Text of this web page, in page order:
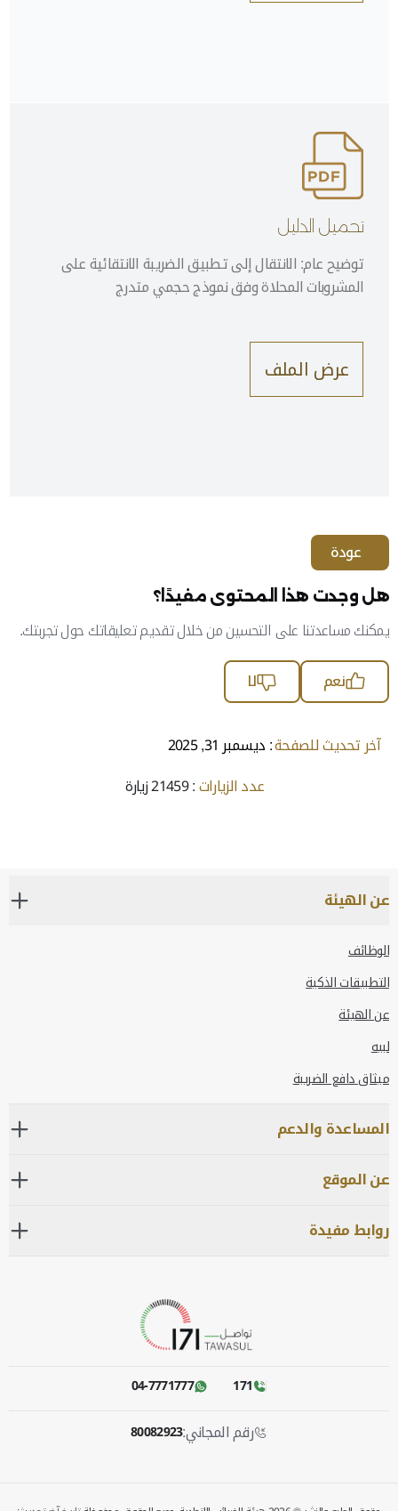
تحميل الدليل
توضيح عام: الانتقال إلى تطبيق الضريبة الانتقائية على
المشروبات المحلاة وفق نموذج حجمي متدرج
عرض الملف
عودة
هل وجدت هذا المحتوى مفيدًا؟
يمكنك مساعدتنا على التحسين من خلال تقديم تعليقاتك حول تجربتك.
نعم
لا
آخر تحديث للصفحة: ديسمبر 31, 2025
عدد الزيارات: 21459 زيارة
عن الهيئة
الوظائف
التطبيقات الذكية
عن الهيئة
لبيه
ميثاق دافع الضريبة
المساعدة والدعم
عن الموقع
روابط مفيدة
171
04-7771777
رقم المجاني:80082923